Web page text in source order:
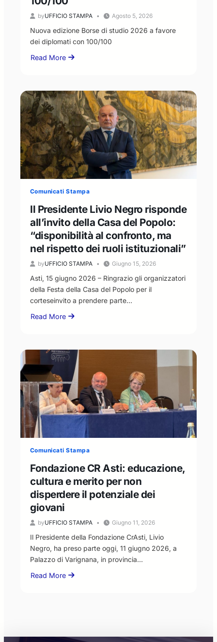
byUFFICIO STAMPA Agosto 5, 2026
Nuova edizione Borse di studio 2026 a favore
dei diplomati con 100/100
Read More
about
Borse
di
studio
2026
a
favore
dei
diplomati
con
Comunicati Stampa
Il Presidente Livio Negro risponde
all’invito della Casa del Popolo:
“disponibilità al confronto, ma
nel rispetto dei ruoli istituzionali”
byUFFICIO STAMPA Giugno 15, 2026
Asti, 15 giugno 2026 – Ringrazio gli organizzatori
della Festa della Casa del Popolo per il
corteseinvito a prendere parte…
Read More
about
Livio
risponde
all’invito
della
Casa
del
Popolo:
“disponibilità
confronto,
ma
nel
rispetto
dei
ruoli
istituzionali”
Comunicati Stampa
Fondazione CR Asti: educazione,
cultura e merito per non
disperdere il potenziale dei
giovani
byUFFICIO STAMPA Giugno 11, 2026
Il Presidente della Fondazione CrAsti, Livio
Negro, ha preso parte oggi, 11 giugno 2026, a
Palazzo di Varignana, in provincia…
Read More
about